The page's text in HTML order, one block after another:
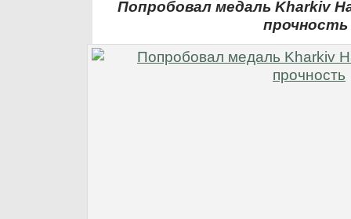
Попробовал медаль Kharkiv
прочность